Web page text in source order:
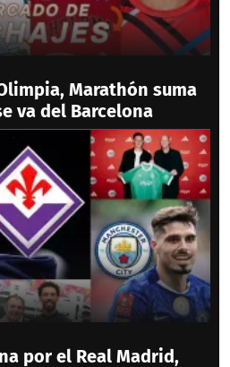
Marathón suma
va del Barcelona
por el Real Madrid,